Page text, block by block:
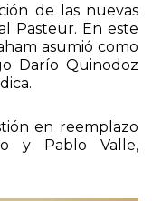
de las nuevas
Pasteur. En este
asumió como
Darío Quinodoz
en reemplazo
y Pablo Valle,